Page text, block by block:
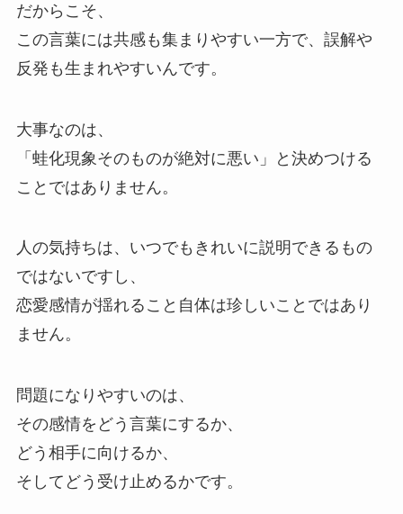
だからこそ、
この言葉には共感も集まりやすい一方で、誤解や
反発も生まれやすいんです。
大事なのは、
「蛙化現象そのものが絶対に悪い」と決めつける
ことではありません。
人の気持ちは、いつでもきれいに説明できるもの
ではないですし、
恋愛感情が揺れること自体は珍しいことではあり
ません。
問題になりやすいのは、
その感情をどう言葉にするか、
どう相手に向けるか、
そしてどう受け止めるかです。